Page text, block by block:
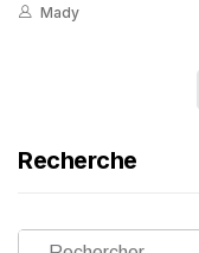
Mady
Recherche